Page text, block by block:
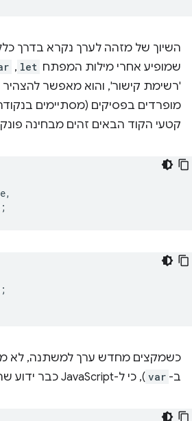
השיוך של מזהה לערך נקרא בדרך
שמופיע אחרי מילות המפתח let
,‏
'רשימת קישור', והוא מאפשר
מופרדים בפסיקים (מסתיימים
קטעי הקוד הבאים זהים מבחינה
,
;
;
כשמקצים מחדש ערך למשתנה, לא
ב- var ), כי ל-JavaScript כבר ידוע שהמשתנה קיים: